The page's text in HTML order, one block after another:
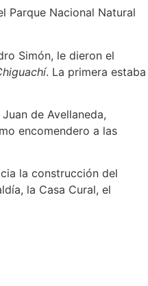
Parque Nacional Natural
Simón, le dieron el
. La primera estaba
de Avellaneda,
encomendero a las
la construcción del
la Casa Cural, el